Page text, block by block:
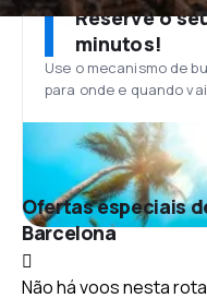
Reserve o
minutos!
Use o mecanismo de
para onde e quando
Ofertas especiais
Barcelona
Não há voos nesta rota